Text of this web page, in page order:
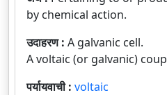
by chemical action.
उदाहरण : A galvanic cell.
A voltaic (or galvanic)
पर्यायवाची : voltaic